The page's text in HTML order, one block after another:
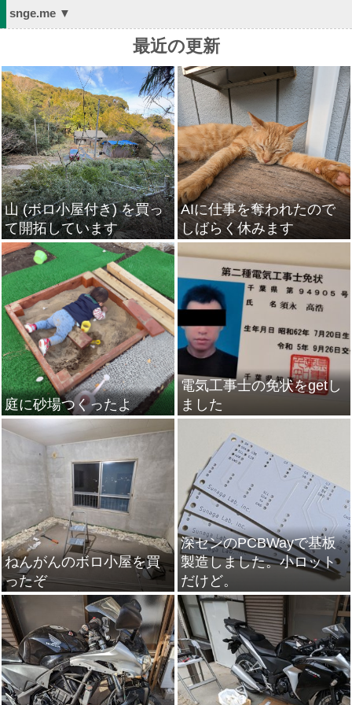
snge.me ▼
最近の更新
山 (ボロ小屋付き) を買っ
て開拓しています
AIに仕事を奪われたので
しばらく休みます
庭に砂場つくったよ
電気工事士の免状をgetし
ました
ねんがんのボロ小屋を買
ったぞ
深センのPCBWayで基板
製造しました。小ロット
だけど。